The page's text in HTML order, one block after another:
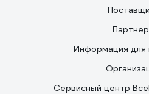
Информация для
Сервисный центр